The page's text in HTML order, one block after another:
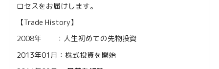
ロセスをお届けします。
【Trade History】
2008年 ：人生初めての先物投資
2013年01月：株式投資を開始